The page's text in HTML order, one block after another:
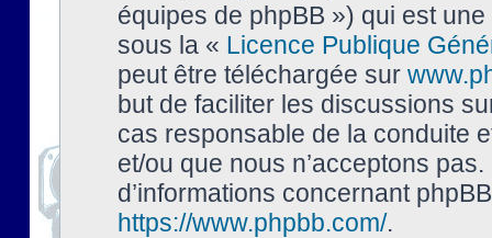
équipes de phpBB ») qui est
sous la « Licence Publique
peut être téléchargée sur
but de faciliter les discussions
cas responsable de la conduite
et/ou que nous n’acceptons
d’informations concernant
https://www.phpbb.com/.